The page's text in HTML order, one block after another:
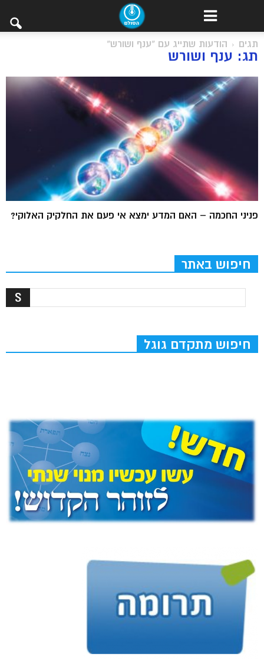
תגים הודעות שתייג עם "ענף ושורש"
תג: ענף ושורש
פניני החכמה – האם המדע ימצא אי פעם את החלקיק האלוקי?
חיפוש באתר
חיפוש מתקדם גוגל